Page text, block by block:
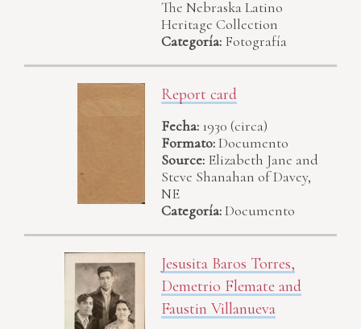
The Nebraska Latino
Heritage Collection
Categoría: Fotografía
Report card
Fecha: 1930 (circa)
Formato:Documento
Source: Elizabeth Jane and
Steve Shanahan of Davey,
NE
Categoría:Documento
Jesusita Baros Torres,
Demetrio Flemate and
Faustin Villanueva